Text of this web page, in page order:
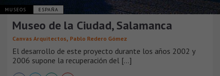
MUSEOS ESPAÑA
Museo de la Ciudad, Salamanca
Canvas Arquitectos, Pablo Redero Gómez
El desarrollo de este proyecto durante los años 2002 y
2006 supone la recuperación del [...]